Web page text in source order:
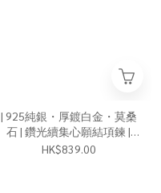
| 925純銀・厚鍍白金・莫桑
石 | 鑽光續集心願結項鍊 |
NE1589 |
HK$839.00